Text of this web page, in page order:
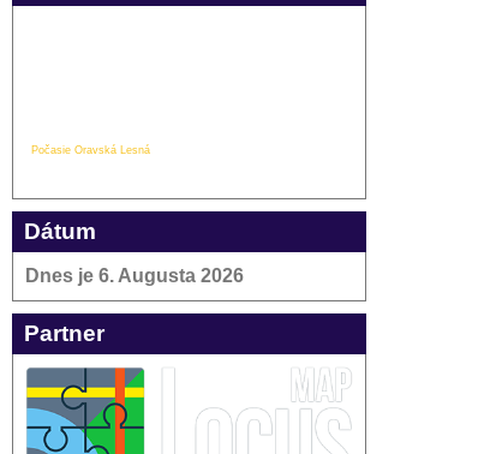
Počasie Oravská Lesná
Dátum
Dnes je 6. Augusta 2026
Partner